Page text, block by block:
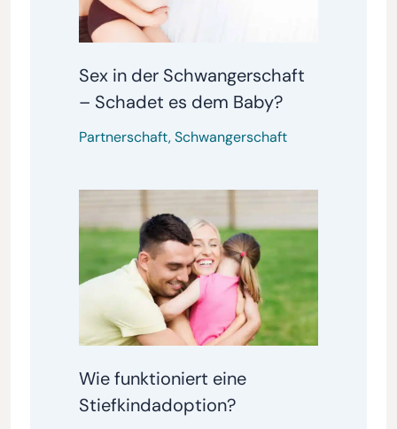
Sex in der Schwangerschaft
– Schadet es dem Baby?
Partnerschaft,Schwangerschaft
Wie funktioniert eine
Stiefkindadoption?